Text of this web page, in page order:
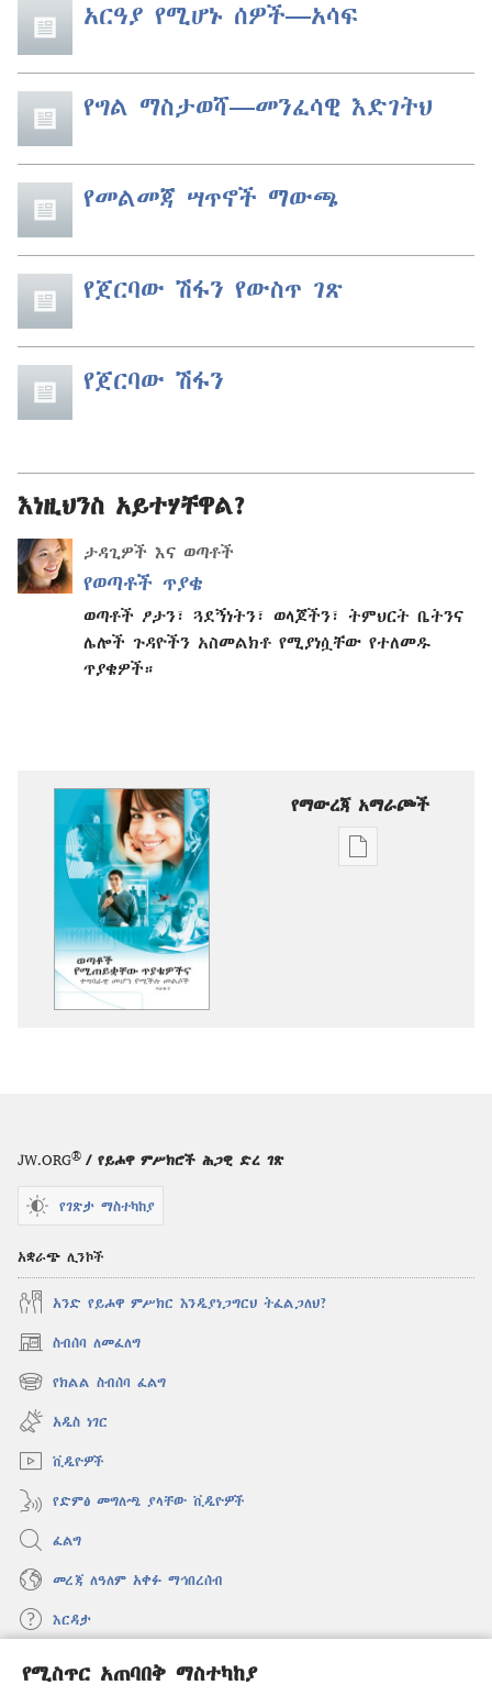
የሚስጥር አጠባበቅ ማስተካከያ
አርዓያ የሚሆኑ ሰዎች​—አሳፍ
የግል ማስታወሻ​—መንፈሳዊ እድገትህ
የመልመጃ ሣጥኖች ማውጫ
የጀርባው ሽፋን የውስጥ ገጽ
የጀርባው ሽፋን
እነዚህንስ አይተሃቸዋል?
ታዳጊዎች እና ወጣቶች
የወጣቶች ጥያቄ
ወጣቶች ፆታን፣ ጓደኝነትን፣ ወላጆችን፣ ትምህርት ቤትንና
ሌሎች ጉዳዮችን አስመልክቶ የሚያነሷቸው የተለመዱ
ጥያቄዎች።
የማውረጃ አማራጮች
የሕትመት
JW.ORG® / የይሖዋ ምሥክሮች ሕጋዊ ድረ ገጽ
የገጽታ ማስተካከያ
አቋራጭ ሊንኮች
አንድ የይሖዋ ምሥክር እንዲያነጋግርህ ትፈልጋለህ?
ስብሰባ ለመፈለግ
(አዲስ
ዊንዶው
ክፈት)
የክልል ስብሰባ ፈልግ
(አዲስ
ዊንዶው
ክፈት)
አዲስ ነገር
ቪዲዮዎች
የድምፅ መግለጫ ያላቸው ቪዲዮዎች
ፈልግ
መረጃ ለዓለም አቀፉ ማኅበረሰብ
እርዳታ
መዋጮዎች
(አዲስ